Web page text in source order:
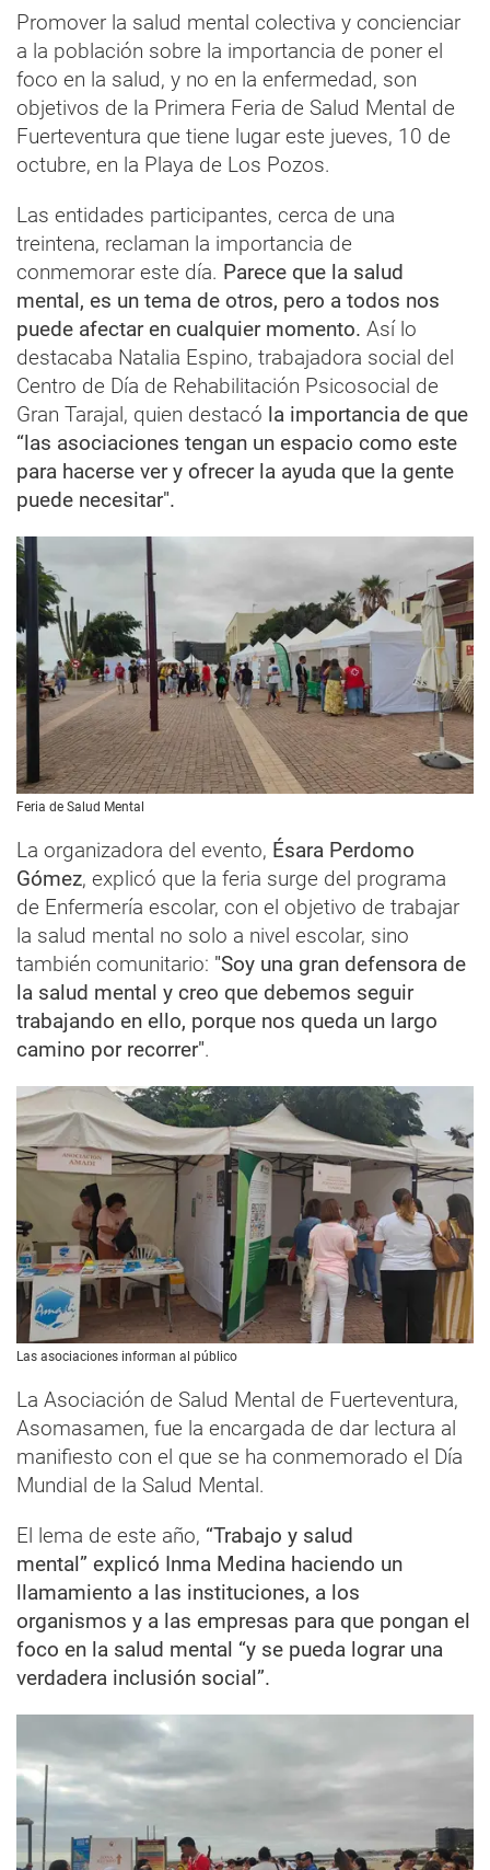
Promover la salud mental colectiva y concienciar
a la población sobre la importancia de poner el
foco en la salud, y no en la enfermedad, son
objetivos de la Primera Feria de Salud Mental de
Fuerteventura que tiene lugar este jueves, 10 de
octubre, en la Playa de Los Pozos.
Las entidades participantes, cerca de una
treintena, reclaman la importancia de
conmemorar este día. Parece que la salud
mental, es un tema de otros, pero a todos nos
puede afectar en cualquier momento. Así lo
destacaba Natalia Espino, trabajadora social del
Centro de Día de Rehabilitación Psicosocial de
Gran Tarajal, quien destacó la importancia de que
“las asociaciones tengan un espacio como este
para hacerse ver y ofrecer la ayuda que la gente
puede necesitar".
Feria de Salud Mental
La organizadora del evento, Ésara Perdomo
Gómez, explicó que la feria surge del programa
de Enfermería escolar, con el objetivo de trabajar
la salud mental no solo a nivel escolar, sino
también comunitario: "Soy una gran defensora de
la salud mental y creo que debemos seguir
trabajando en ello, porque nos queda un largo
camino por recorrer".
Las asociaciones informan al público
La Asociación de Salud Mental de Fuerteventura,
Asomasamen, fue la encargada de dar lectura al
manifiesto con el que se ha conmemorado el Día
Mundial de la Salud Mental.
El lema de este año, “Trabajo y salud
mental” explicó Inma Medina haciendo un
llamamiento a las instituciones, a los
organismos y a las empresas para que pongan el
foco en la salud mental “y se pueda lograr una
verdadera inclusión social”.